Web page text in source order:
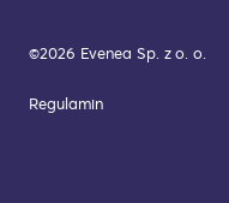
©2026 Evenea Sp. z o. o.
Regulamin